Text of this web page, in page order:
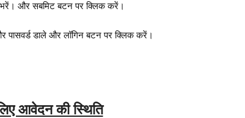
भरें। और सबमिट बटन पर क्लिक करें।
डाले और लॉगिन बटन पर क्लिक करें।
आवेदन की स्थिति